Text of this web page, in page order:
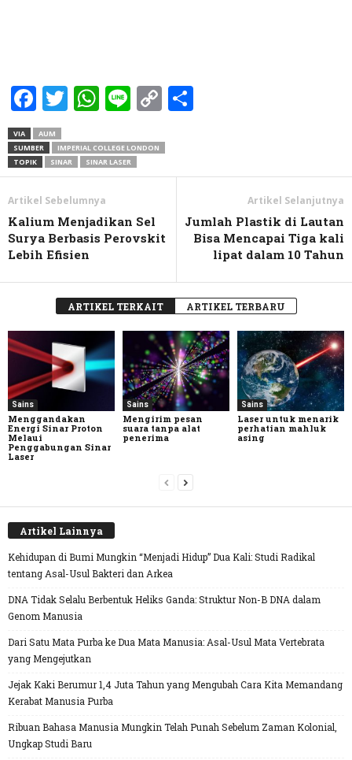
Facebook
Twitter
WhatsApp
LineCopy
VIA
AUM
SUMBER
IMPERIAL COLLEGE LONDON
TOPIK
SINAR SINAR LASER
Artikel Sebelumnya
Kalium Menjadikan Sel
Surya Berbasis Perovskit
Lebih Efisien
Artikel Selanjutnya
Jumlah Plastik di Lautan
Bisa Mencapai Tiga kali
lipat dalam 10 Tahun
ARTIKEL TERKAIT ARTIKEL TERBARU
Sains
Menggandakan
Energi Sinar Proton
Melaui
Penggabungan Sinar
Laser
Sains
Mengirim pesan
suara tanpa alat
penerima
Sains
Laser untuk menarik
perhatian mahluk
asing
Artikel Lainnya
Kehidupan di Bumi Mungkin “Menjadi Hidup” Dua Kali: Studi Radikal
tentang Asal-Usul Bakteri dan Arkea
DNA Tidak Selalu Berbentuk Heliks Ganda: Struktur Non-B DNA dalam
Genom Manusia
Dari Satu Mata Purba ke Dua Mata Manusia: Asal-Usul Mata Vertebrata
yang Mengejutkan
Jejak Kaki Berumur 1,4 Juta Tahun yang Mengubah Cara Kita Memandang
Kerabat Manusia Purba
Ribuan Bahasa Manusia Mungkin Telah Punah Sebelum Zaman Kolonial,
Ungkap Studi Baru